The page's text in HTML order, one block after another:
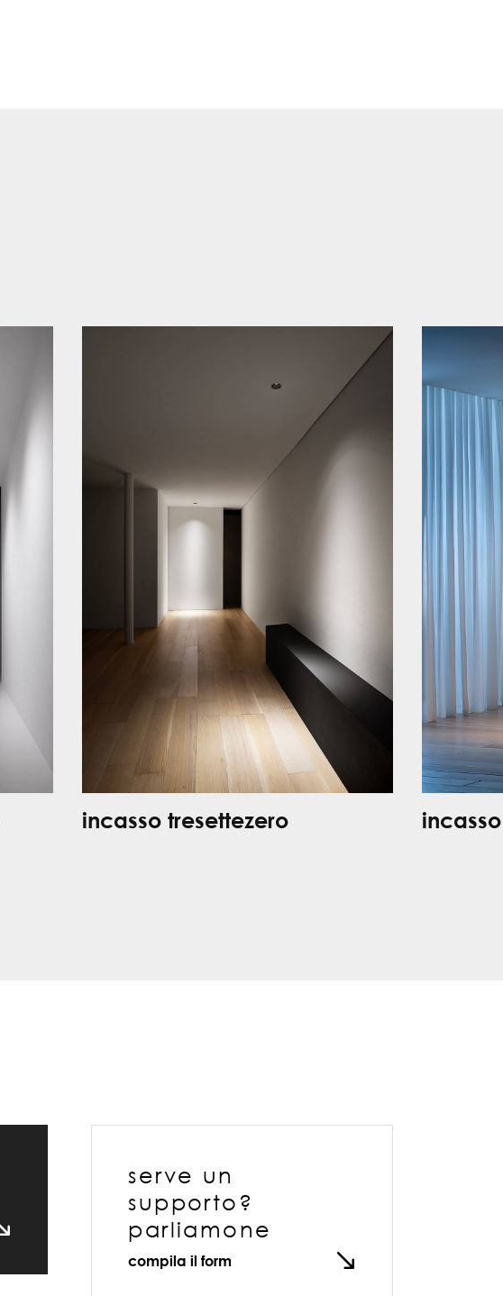
incasso tresettezero
serve un
supporto?
parliamone
compila il form